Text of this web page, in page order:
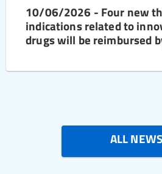
10/06/2026 - Four new
indications related to
drugs will be reimbursed
ALL NEWS